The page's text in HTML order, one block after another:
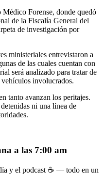
Forense, donde quedó
de la Fiscalía General del
de investigación por
ministeriales entrevistaron a
de las cuales cuentan con
será analizado para tratar de
involucrados.
tanto avanzan los peritajes.
ni una línea de
a las 7:00 am
y el podcast ☕ — todo en un